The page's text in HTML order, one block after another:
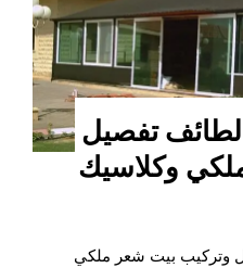
تفصيل
وكلاسيك
وتركيب بيت شعر ملكي